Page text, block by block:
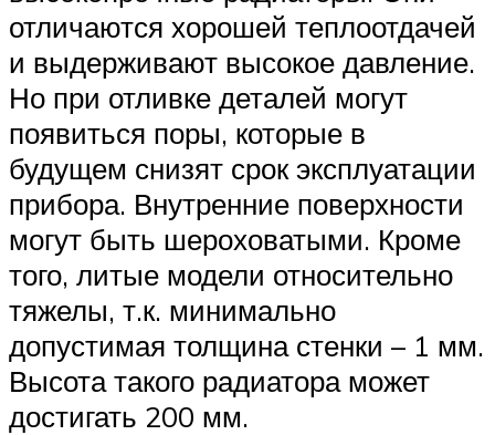
отличаются хорошей теплоотдачей
и выдерживают высокое давление.
Но при отливке деталей могут
появиться поры, которые в
будущем снизят срок эксплуатации
прибора. Внутренние поверхности
могут быть шероховатыми. Кроме
того, литые модели относительно
тяжелы, т.к. минимально
допустимая толщина стенки – 1 мм.
Высота такого радиатора может
достигать 200 мм.